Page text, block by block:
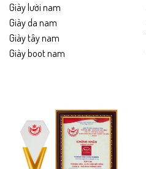
Giày lười nam
Giày da nam
Giày tây nam
Giày boot nam